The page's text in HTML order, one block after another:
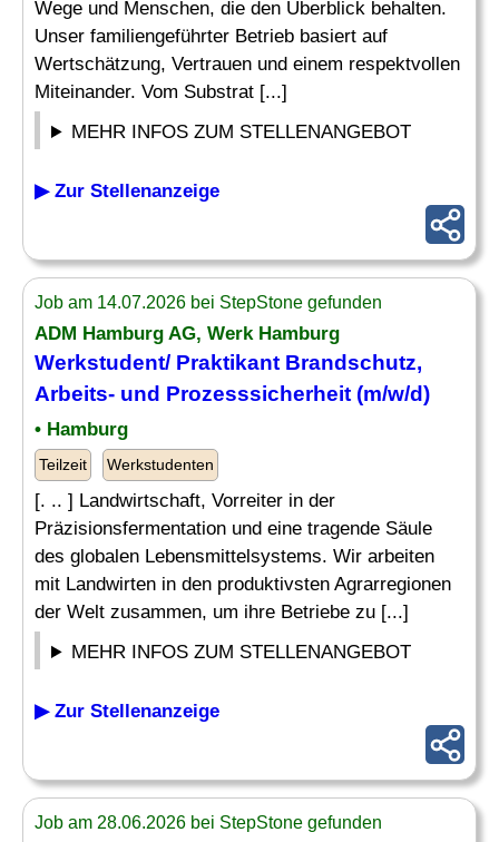
Wege und Menschen, die den Überblick behalten.
Unser familiengeführter Betrieb basiert auf
Wertschätzung, Vertrauen und einem respektvollen
Miteinander. Vom Substrat [...]
MEHR INFOS ZUM STELLENANGEBOT
▶ Zur Stellenanzeige
Job am 14.07.2026 bei StepStone gefunden
ADM Hamburg AG, Werk Hamburg
Werkstudent/ Praktikant Brandschutz,
Arbeits- und Prozesssicherheit (m/w/d)
• Hamburg
Teilzeit Werkstudenten
[. .. ] Landwirtschaft, Vorreiter in der
Präzisionsfermentation und eine tragende Säule
des globalen Lebensmittelsystems. Wir arbeiten
mit Landwirten in den produktivsten Agrarregionen
der Welt zusammen, um ihre Betriebe zu [...]
MEHR INFOS ZUM STELLENANGEBOT
▶ Zur Stellenanzeige
Job am 28.06.2026 bei StepStone gefunden